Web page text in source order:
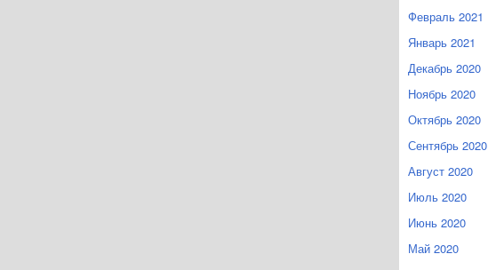
Февраль 2021
Январь 2021
Декабрь 2020
Ноябрь 2020
Октябрь 2020
Сентябрь 2020
Август 2020
Июль 2020
Июнь 2020
Май 2020